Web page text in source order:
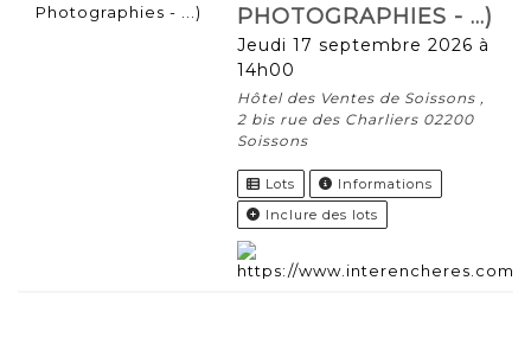
PHOTOGRAPHIES - ...)
jeudi 17 septembre 2026 à
14h00
Hôtel des Ventes de Soissons ,
2 bis rue des Charliers 02200
Soissons
Lots
Informations
Inclure des lots